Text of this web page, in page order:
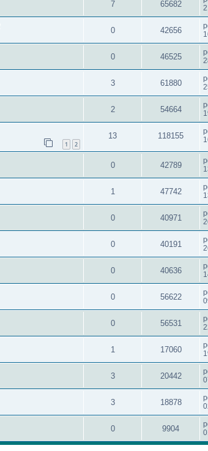
7 65682
0 42656
0 46525
3 61880
2 54664
1 2
13 118155
0 42789
1 47742
0 40971
0 40191
0 40636
0 56622
0 56531
1 17060
3 20442
3 18878
0 9904